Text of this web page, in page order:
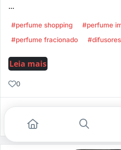
...
#perfume shopping #perfume
#perfume fracionado
Leia mais
0
Gostei Comentar